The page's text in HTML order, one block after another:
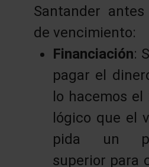
Santander
de vencimiento:
Financiación:
pagar el
lo hacemos el
lógico que el
pida un
superior para